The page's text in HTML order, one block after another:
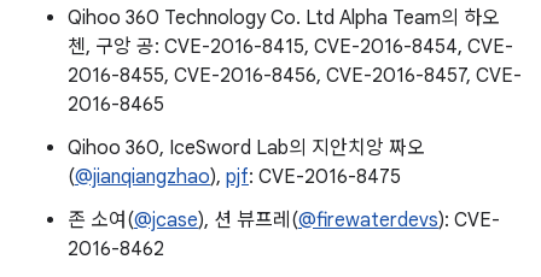
Qihoo 360 Technology Co. Ltd Alpha Team의 하오
첸, 구앙 공: CVE-2016-8415, CVE-2016-8454, CVE-
2016-8455, CVE-2016-8456, CVE-2016-8457, CVE-
2016-8465
Qihoo 360, IceSword Lab의 지안치앙 짜오
(@jianqiangzhao), pjf: CVE-2016-8475
존 소여(@jcase), 션 뷰프레(@firewaterdevs): CVE-
2016-8462